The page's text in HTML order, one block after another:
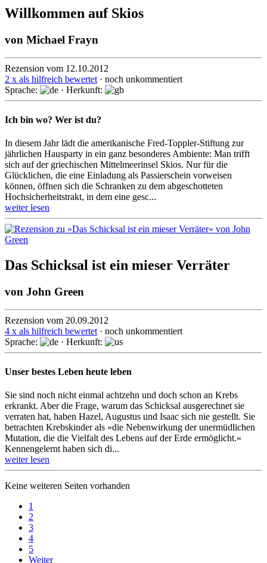
Willkommen auf Skios
von Michael Frayn
Rezension vom 12.10.2012
2 x als hilfreich bewertet · noch unkommentiert
Sprache:
· Herkunft:
Ich bin wo? Wer ist du?
In diesem Jahr lädt die amerikanische Fred-Toppler-Stiftung zur
jährlichen Hausparty in ein ganz besonderes Ambiente: Man trifft
sich auf der griechischen Mittelmeerinsel Skios. Nur für die
Glücklichen, die eine Einladung als Passierschein vorweisen
können, öffnen sich die Schranken zu dem abgeschotteten
Hochsicherheitstrakt, in dem eine gesc...
weiter lesen
Das Schicksal ist ein mieser Verräter
von John Green
Rezension vom 20.09.2012
4 x als hilfreich bewertet· noch unkommentiert
Sprache:
· Herkunft:
Unser bestes Leben heute leben
Sie sind noch nicht einmal achtzehn und doch schon an Krebs
erkrankt. Aber die Frage, warum das Schicksal ausgerechnet sie
verraten hat, haben Hazel, Augustus und Isaac sich nie gestellt. Sie
betrachten Krebskinder als »die Nebenwirkung der unermüdlichen
Mutation, die die Vielfalt des Lebens auf der Erde ermöglicht.«
Kennengelernt haben sich di...
weiter lesen
Keine weiteren Seiten vorhanden
1
2
3
4
5
Weiter